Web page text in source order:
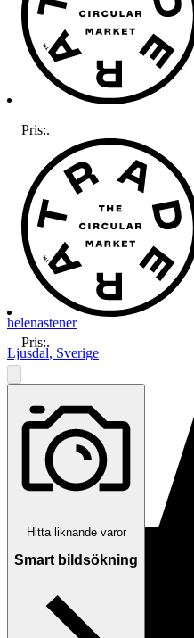
helenastener
Ljusdal, Sverige
Pris:.
Pris:.
Hitta liknande varor
Smart bildsökning